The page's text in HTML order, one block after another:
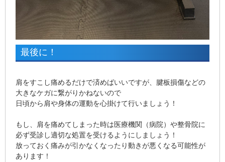
最後に！
肩をすこし痛めるだけで済めばいいですが、腱板損傷などの
大きなケガに繋がりかねないので
日頃から肩や身体の運動を心掛けて行いましょう！
もし、肩を痛めてしまった時は医療機関（病院）や整骨院に
必ず受診し適切な処置を受けるようにしましょう！
放っておく痛みが引かなくなったり動きが悪くなる可能性が
あります！